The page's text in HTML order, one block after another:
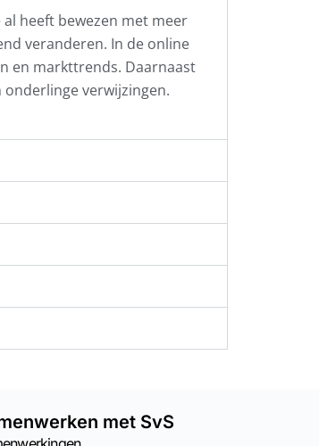
heeft bewezen met meer
veranderen. In de online
en markttrends. Daarnaast
onderlinge verwijzingen.
met SvS